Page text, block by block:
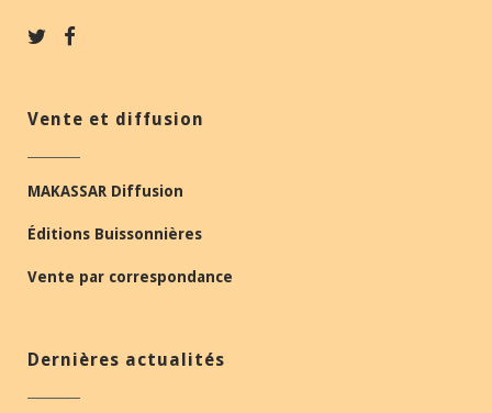
Vente et diffusion
MAKASSAR Diffusion
Éditions Buissonnières
Vente par correspondance
Dernières actualités